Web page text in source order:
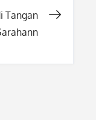
Tangan